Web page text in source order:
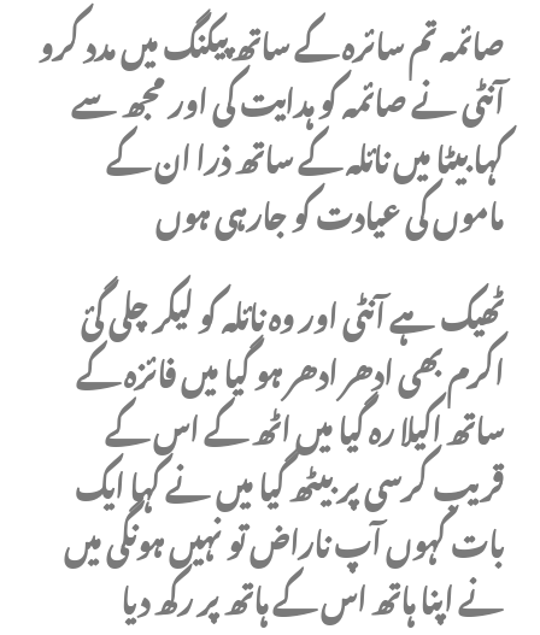
صائمہ تم سائرہ کے ساتھ پیکنگ میں مدد کرو
آنٹی نے صائمہ کو ہدایت کی اور مجھ سے
کہا بیٹا میں نائلہ کے ساتھ ذرا ان کے
ماموں کی عیادت کو جارہی ہوں
ٹھیک ہے آنٹی اور وہ نائلہ کو لیکر چلی گئ
اکرم بھی ادھر ادھر ہو گیا میں فائزہ کے
ساتھ اکیلا رہ گیا میں اٹھ کے اس کے
قریب کرسی پر بیٹھ گیا میں نے کہا ایک
بات کہوں آپ ناراض تو نہیں ہونگی میں
نے اپنا ہاتھ اس کے ہاتھ پر رکھ دیا